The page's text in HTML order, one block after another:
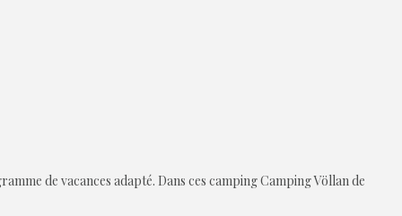
de vacances adapté. Dans ces camping Camping Völlan de